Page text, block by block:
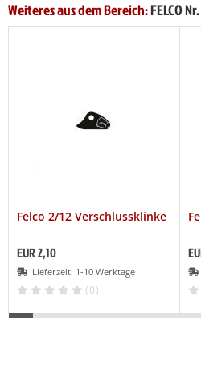
Weiteres aus dem Bereich:FELCO
Felco 2/12 Verschlussklinke
EUR 2,10
Lieferzeit: 1-10 Werktage
(0)